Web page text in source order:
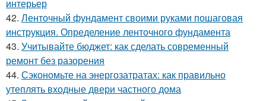
интерьер
42. Ленточный фундамент своими руками пошаговая
инструкция. Определение ленточного фундамента
43. Учитывайте бюджет: как сделать современный
ремонт без разорения
44. Сэкономьте на энергозатратах: как правильно
утеплять входные двери частного дома